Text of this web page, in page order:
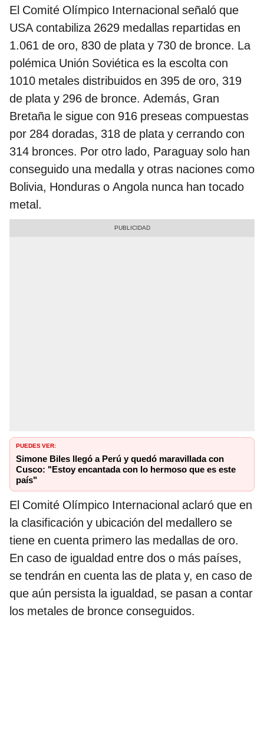
El Comité Olímpico Internacional señaló que
USA contabiliza 2629 medallas repartidas en
1.061 de oro, 830 de plata y 730 de bronce. La
polémica Unión Soviética es la escolta con
1010 metales distribuidos en 395 de oro, 319
de plata y 296 de bronce. Además, Gran
Bretaña le sigue con 916 preseas compuestas
por 284 doradas, 318 de plata y cerrando con
314 bronces. Por otro lado, Paraguay solo han
conseguido una medalla y otras naciones como
Bolivia, Honduras o Angola nunca han tocado
metal.
PUEDES VER:
Simone Biles llegó a Perú y quedó maravillada con
Cusco: "Estoy encantada con lo hermoso que es este
país"
El Comité Olímpico Internacional aclaró que en
la clasificación y ubicación del medallero se
tiene en cuenta primero las medallas de oro.
En caso de igualdad entre dos o más países,
se tendrán en cuenta las de plata y, en caso de
que aún persista la igualdad, se pasan a contar
los metales de bronce conseguidos.